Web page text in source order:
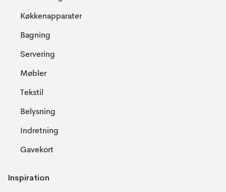
Køkkenapparater
Bagning
Servering
Møbler
Tekstil
Belysning
Indretning
Gavekort
Inspiration